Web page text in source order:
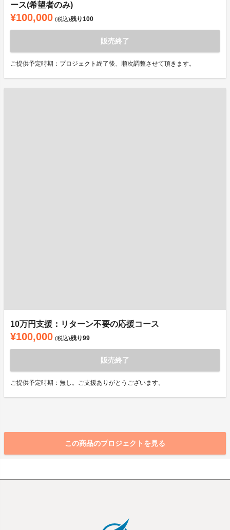
ース(希望者のみ)
¥100,000 (税込)残り100
販売終了
ご提供予定時期：プロジェクト終了後、順次調整させて頂きます。
10万円支援：リターン不要の応援コース
¥100,000 (税込)残り99
販売終了
ご提供予定時期：無し。ご支援ありがとうございます。
この商品のプロジェクトを見る